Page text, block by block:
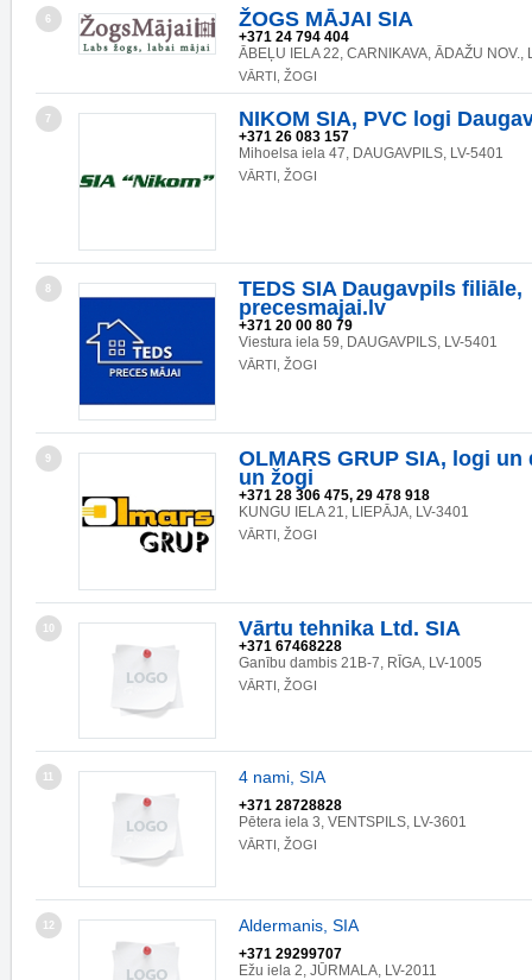
6 ŽOGS MĀJAI SIA
+371 24 794 404
ĀBEĻU IELA 22, CARNIKAVA, ĀDAŽU NOV.,
VĀRTI, ŽOGI
7 NIKOM SIA, PVC logi
+371 26 083 157
Mihoelsa iela 47, DAUGAVPILS, LV-5401
VĀRTI, ŽOGI
8
TEDS SIA Daugavpils filiāle,
precesmajai.lv
+371 20 00 80 79
Viestura iela 59, DAUGAVPILS, LV-5401
VĀRTI, ŽOGI
9
OLMARS GRUP SIA, logi
un žogi
+371 28 306 475, 29 478 918
KUNGU IELA 21, LIEPĀJA, LV-3401
VĀRTI, ŽOGI
10 Vārtu tehnika Ltd. SIA
+371 67468228
Ganību dambis 21B-7, RĪGA, LV-1005
VĀRTI, ŽOGI
11 4 nami, SIA
+371 28728828
Pētera iela 3, VENTSPILS, LV-3601
VĀRTI, ŽOGI
12 Aldermanis, SIA
+371 29299707
Ežu iela 2, JŪRMALA, LV-2011